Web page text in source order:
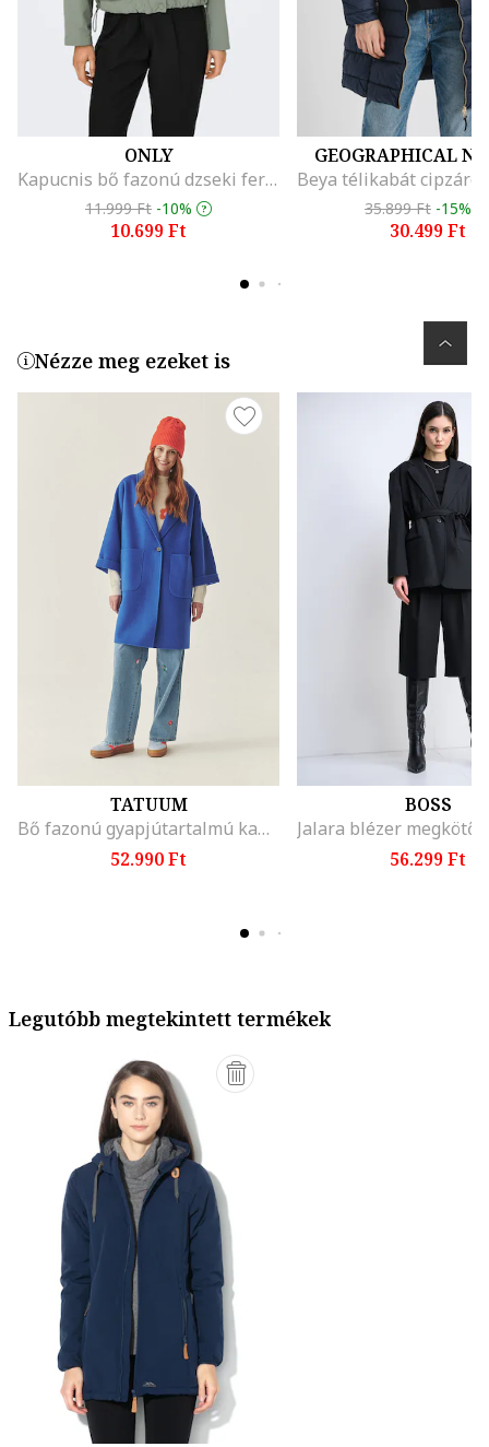
ONLY
Kapucnis bő fazonú dzseki ferde zsebekkel, Khaki
11.999 Ft -10%
10.699 Ft
GEOGRAPHICAL
35.899 Ft -15%
30.499 Ft
Nézze meg ezeket is
TATUUM
Bő fazonú gyapjútartalmú kabát, Királykék
52.990 Ft
BOSS
56.299 Ft
Legutóbb megtekintett termékek